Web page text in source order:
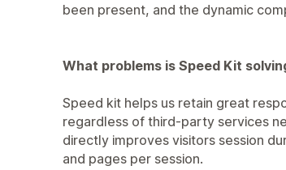
been present, and the dynamic
What problems is Speed Kit
Speed kit helps us retain great
regardless of third-party services
directly improves visitors session
and pages per session.